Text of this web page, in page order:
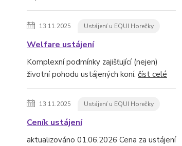
13.11.2025 Ustájení u EQUI Horečky
Welfare ustájení
Komplexní podmínky zajišťující (nejen)
životní pohodu ustájených koní. číst celé
13.11.2025 Ustájení u EQUI Horečky
Ceník ustájení
aktualizováno 01.06.2026 Cena za ustájení